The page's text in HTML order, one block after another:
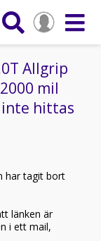
Allgrip
mil
inte hittas
har tagit bort
länken är
i ett mail,